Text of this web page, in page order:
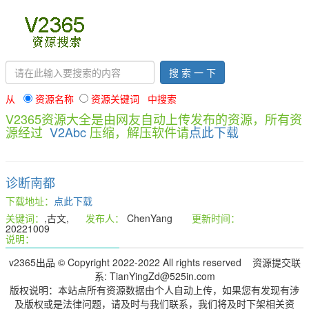
搜 索 一 下
从
资源名称 资源关键词 中搜索
V2365资源大全是由网友自动上传发布的资源，所有资
源经过 V2Abc压缩，解压软件请点此下载
诊断南都
下载地址： 点此下载
关键词： ,古文, 发布人： ChenYang 更新时间：
20221009
说明：
v2365出品 © Copyright 2022-2022 All rights reserved 资源提交联
系: TianYingZd@525in.com
版权说明：本站点所有资源数据由个人自动上传，如果您有发现有涉
及版权或是法律问题，请及时与我们联系，我们将及时下架相关资